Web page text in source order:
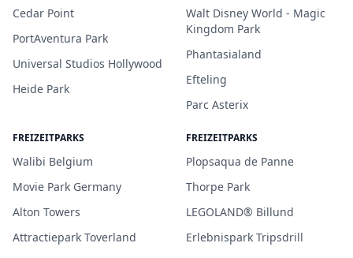
Cedar Point
PortAventura Park
Universal Studios Hollywood
Heide Park
Walt Disney World - Magic
Kingdom Park
Phantasialand
Efteling
Parc Asterix
FREIZEITPARKS
Walibi Belgium
Movie Park Germany
Alton Towers
Attractiepark Toverland
FREIZEITPARKS
Plopsaqua de Panne
Thorpe Park
LEGOLAND® Billund
Erlebnispark Tripsdrill